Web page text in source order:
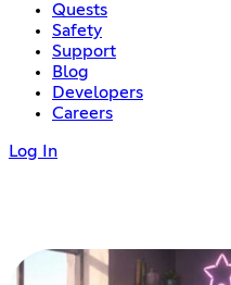
Quests
Safety
Support
Blog
Developers
Careers
Log In